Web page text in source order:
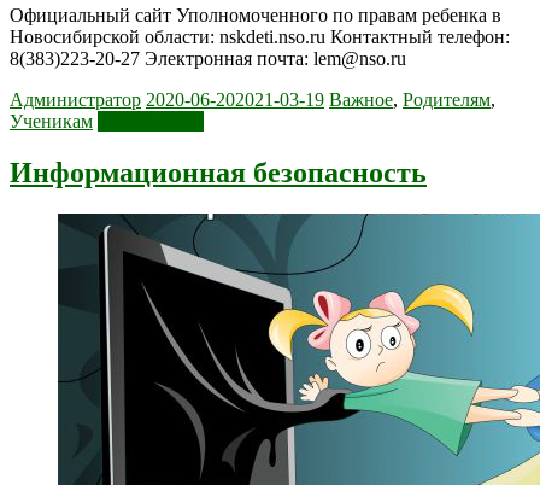
Официальный сайт Уполномоченного по правам ребенка в
Новосибирской области: nskdeti.nso.ru Контактный телефон:
8(383)223-20-27 Электронная почта: lem@nso.ru
Администратор 2020-06-202021-03-19 Важное, Родителям,
Ученикам
Информационная безопасность